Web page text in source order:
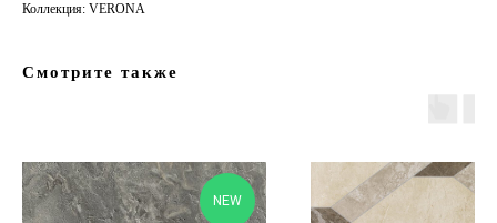
Коллекция: VERONA
Смотрите также
NEW